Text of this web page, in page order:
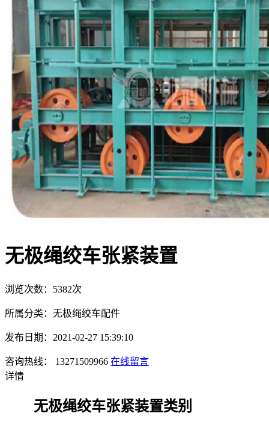
无极绳绞车张紧装置
浏览次数：5382次
所属分类：无极绳绞车配件
发布日期：2021-02-27 15:39:10
咨询热线： 13271509966 在线留言
详情
无极绳绞车张紧装置类别